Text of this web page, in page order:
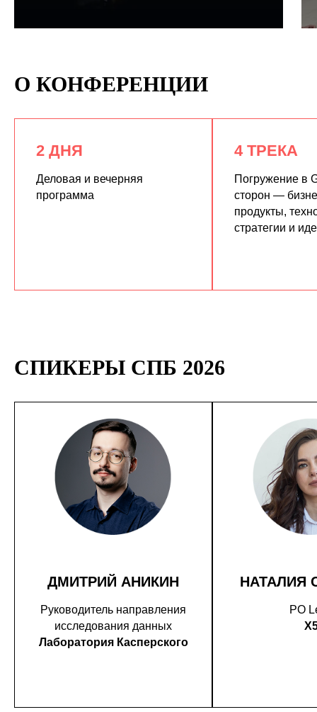
О КОНФЕРЕНЦИИ
2 ДНЯ
Деловая и вечерняя
программа
4 ТРЕКА
Погружение в
сторон —
продукты,
стратегии и
СПИКЕРЫ СПБ 2026
ДМИТРИЙ АНИКИН
Руководитель направления
исследования данных
Лаборатория Касперского
НАТАЛИЯ
PO